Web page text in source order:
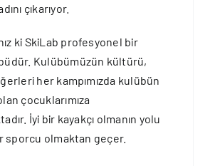
çıkarıyor.
ki SkiLab profesyonel bir
Kulübümüzün kültürü,
her kampımızda kulübün
çocuklarımıza
İyi bir kayakçı olmanın yolu
sporcu olmaktan geçer.